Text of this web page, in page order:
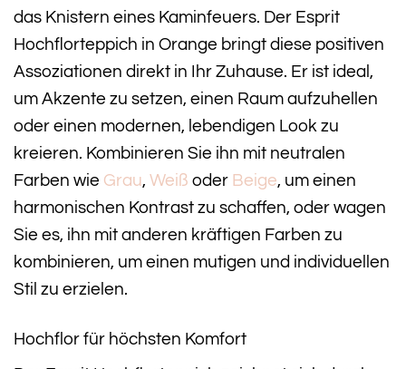
das Knistern eines Kaminfeuers. Der Esprit
Hochflorteppich in Orange bringt diese positiven
Assoziationen direkt in Ihr Zuhause. Er ist ideal,
um Akzente zu setzen, einen Raum aufzuhellen
oder einen modernen, lebendigen Look zu
kreieren. Kombinieren Sie ihn mit neutralen
Farben wie Grau, Weiß oder Beige, um einen
harmonischen Kontrast zu schaffen, oder wagen
Sie es, ihn mit anderen kräftigen Farben zu
kombinieren, um einen mutigen und individuellen
Stil zu erzielen.
Hochflor für höchsten Komfort